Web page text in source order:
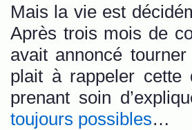
Mais la vie est
Après trois mois de
avait annoncé
plait à rappeler cette
prenant soin
toujours possibles…